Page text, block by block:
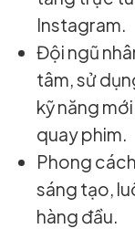
Instagram.
Đội ngũ
tâm, sử
kỹ năng
quay phim.
Phong
sáng tạo,
hàng đầu.